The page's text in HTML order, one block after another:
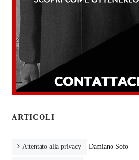
ARTICOLI
Attentato alla privacy Damiano Sofo